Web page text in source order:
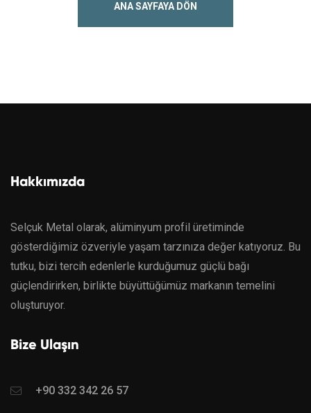
ANA SAYFAYA DÖN
Hakkımızda
Selçuk Metal olarak, alüminyum profil üretiminde
gösterdiğimiz özveriyle yaşam tarzınıza değer katıyoruz. Bu
tutku, bizi tercih edenlerle kurduğumuz güçlü bağı
güçlendirirken, birlikte büyüttüğümüz markanın temelini
oluşturuyor.
Bize Ulaşın
+90 332 342 26 57